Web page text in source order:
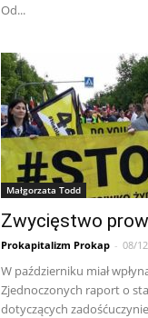
Od...
Małgorzata Todd
Zwycięstwo
Prokapitalizm Prokap - 08/
W październiku miał
Zjednoczonych raport o
dotyczących